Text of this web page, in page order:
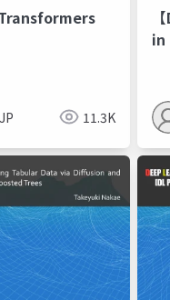
Transformers
11.3K
in